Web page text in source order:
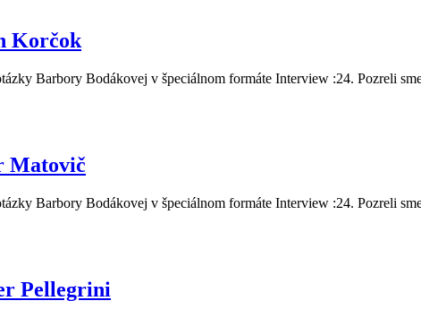
Korčok
Barbory Bodákovej v špeciálnom formáte Interview :24. Pozreli
Matovič
Barbory Bodákovej v špeciálnom formáte Interview :24. Pozreli
Pellegrini